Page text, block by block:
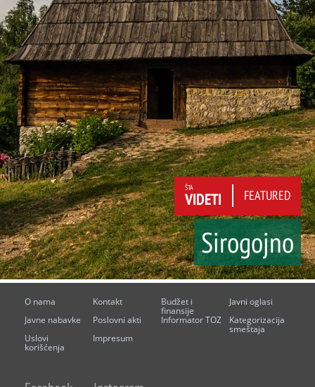
ŠTA
VIDETI FEATURED
Sirogojno
O nama Kontakt Budžet i
finansije
Javni oglasi
Javne nabavke
Poslovni akti Informator TOZ Kategorizacija
smeštaja
Uslovi
korišćenja
Impresum